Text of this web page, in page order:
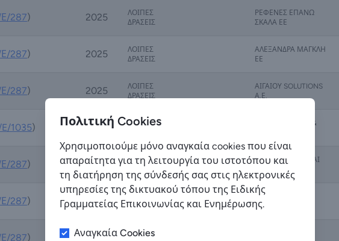
287) 2025
ΛΟΙΠΕΣ
ΔΡΑΣΕΙΣ
ΡΕΦΕΝΕΣ ΕΠΑΝΩ
ΣΚΑΛΑ ΕΕ
287) 2025
ΛΟΙΠΕΣ
ΔΡΑΣΕΙΣ
ΑΛΕΞΑΝΔΡΑ ΜΑΓΚΛΗ
ΕΕ
287) 2025
ΛΟΙΠΕΣ
ΔΡΑΣΕΙΣ
ΑΙΓΑΙΟΥ SOLUTIONS
Α.Ε.
1035) 2025
ΛΟΙΠΕΣ
TOURISM MEDΙA &
287) 2025
ΛΟΙΠΕΣ
ΔΡΑΣΕΙΣ
ΤΕΧΝΟΛΟΓΙΚΕΣ ΚΑΙ
ΠΝΕΥΜΑΤΙΚΕΣ Λ...
287) 2025
ΔΡΑΣΕΙΣ
PODIUM IKE
287) 2025
ΛΟΙΠΕΣ
Πολιτική Cookies
Χρησιμοποιούμε μόνο αναγκαία cookies που είναι
απαραίτητα για τη λειτουργία του ιστοτόπου και
τη διατήρηση της σύνδεσής σας στις ηλεκτρονικές
υπηρεσίες της δικτυακού τόπου της Ειδικής
Γραμματείας Επικοινωνίας και Ενημέρωσης.
Αναγκαία Cookies